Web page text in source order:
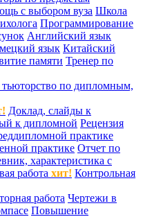
с выбором вуза Школа
Программирование
Английский язык
язык Китайский
памяти Тренер по
тьюторство по дипломным,
Доклад, слайды к
к дипломной Рецензия
практике
практике Отчет по
характеристика с
работа хит! Контрольная
работа Чертежи в
Повышение